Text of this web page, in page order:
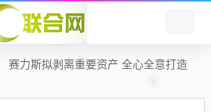
赛力斯拟剥离重要资产 全心全意打造